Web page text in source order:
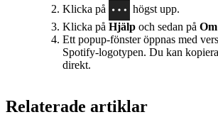
Klicka på
högst upp.
Klicka på Hjälp och sedan på
Ett popup‑fönster öppnas med
Spotify‑logotypen. Du kan
direkt.
Relaterade artiklar